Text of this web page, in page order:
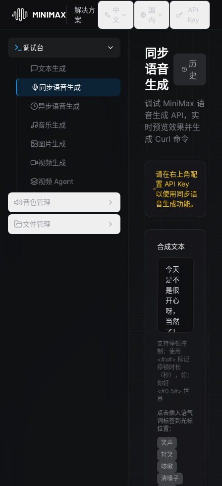
解决方
案
中
文
国
内
API
Key
调试台
文本生成
同步语音生成
异步语音生成
音乐生成
图片生成
视频生成
视频 Agent
音色管理
文件管理
同步
语音
生成
历
史
调试 MiniMax 语
音生成 API，实
时预览效果并生
成 Curl 命令
请在右上角配
置 API Key
以使用同步语
音生成功能。
合成文本
支持停顿控
制：使用
<#x#> 标记
停顿时长
（秒），如：
你好
<#0.5#> 世
界
点击插入语气
词标签到光标
位置：
笑声
轻笑
咳嗽
清嗓子